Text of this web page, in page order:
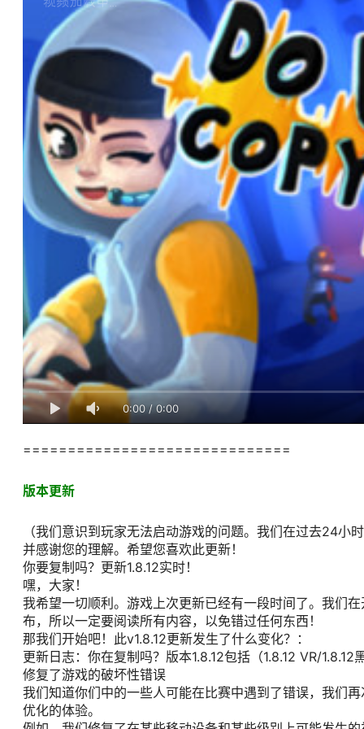
0:00/0:00
==============================
版本更新
（我们意识到玩家无法启动游戏的问题。我们在过去24
并感谢您的理解。希望您喜欢此更新！
你要复制吗？更新1.8.12实时！
嘿，大家！
我希望一切顺利。游戏上次更新已经有一段时间了。我们
布，所以一定要阅读所有内容，以免错过任何东西！
那我们开始吧！此v1.8.12更新发生了什么变化？：
更新日志：你在复制吗？版本1.8.12包括（1.8.12 VR/1.8.12
修复了游戏的破坏性错误
我们知道你们中的一些人可能在比赛中遇到了错误，我们
优化的体验。